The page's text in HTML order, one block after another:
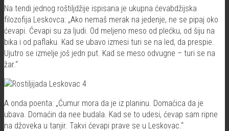
Na tendi jednog roštiljdžije ispisana je ukupna ćevabdžijska
filozofija Leskovca: „Ako nemaš merak na jedenje, ne se pipaj oko
ćevapi. Ćevapi su za ljudi. Od meljeno meso od plećku, od šiju na
bika i od paflaku. Kad se ubavo izmesi turi se na led, da prespie.
Ujutro se izmelje još jedn put. Kad se meso odvugne – turi se na
žar.“
A onda poenta: „Ćumur mora da je iz planinu. Domaćica da je
ubava. Domaćin da nee budala. Kad se to udesi, ćevap sam ripne
na džoveka u tanjir. Takvi ćevapi prave se u Leskovac.“